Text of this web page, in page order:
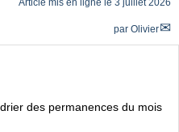
Article mis en ligne le 3 juillet 2026
par Olivier
des permanences du mois